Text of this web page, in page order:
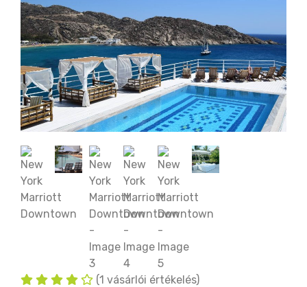
(1 vásárlói értékelés)